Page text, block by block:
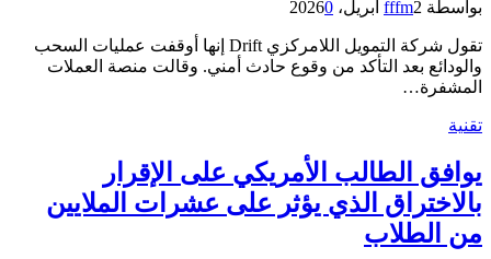
بواسطة fffm 2 أبريل، 2026 0
تقول شركة التمويل اللامركزي Drift إنها أوقفت عمليات السحب
والودائع بعد التأكد من وقوع حادث أمني. وقالت منصة العملات
المشفرة…
تقنية
يوافق الطالب الأمريكي على الإقرار
بالاختراق الذي يؤثر على عشرات الملايين
من الطلاب